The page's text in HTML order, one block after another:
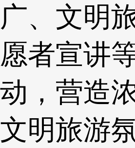
广、文明
愿者宣讲
动，营造
文明旅游氛